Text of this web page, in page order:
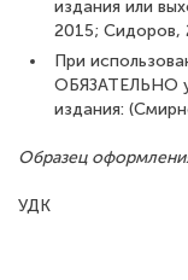
издания или
2015; Сидоров,
При
ОБЯЗАТЕЛЬНО
издания:
Образец
УДК